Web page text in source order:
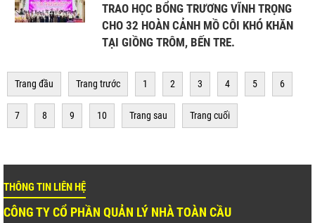
TRAO HỌC BỔNG TRƯƠNG VĨNH TRỌNG
CHO 32 HOÀN CẢNH MỒ CÔI KHÓ KHĂN
TẠI GIỒNG TRÔM, BẾN TRE.
Trang đầu Trang trước 1 2 3 4 5 6
7 8 9 10 Trang sau Trang cuối
THÔNG TIN LIÊN HỆ
CÔNG TY CỔ PHẦN QUẢN LÝ NHÀ TOÀN CẦU